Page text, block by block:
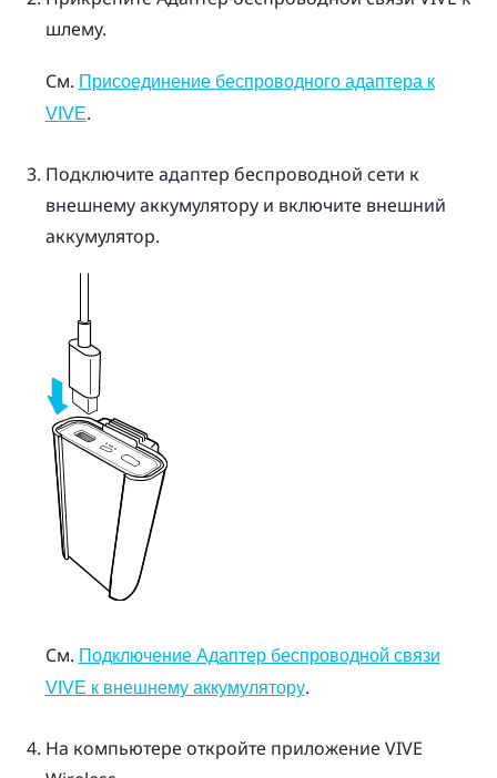
шлему.
См. Присоединение беспроводного адаптера к
VIVE.
Подключите адаптер беспроводной сети к
внешнему аккумулятору и включите внешний
аккумулятор.
См. Подключение Адаптер беспроводной связи
VIVE к внешнему аккумулятору.
На компьютере откройте приложение VIVE